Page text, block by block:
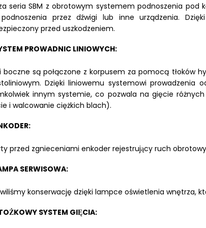
seria SBM z obrotowym systemem podnoszenia pod
przez dźwigi lub inne urządzenia.
przed uszkodzeniem.
PROWADNIC LINIOWYCH:
boczne są połączone z korpusem za pomocą tłoków
Dzięki liniowemu systemowi prowadzenia
innym systemie, co pozwala na gięcie
i walcowanie ciężkich blach).
przed zgnieceniami enkoder rejestrujący ruch
SERWISOWA:
konserwację dzięki lampce oświetlenia wnętrza,
SYSTEM GIĘCIA: